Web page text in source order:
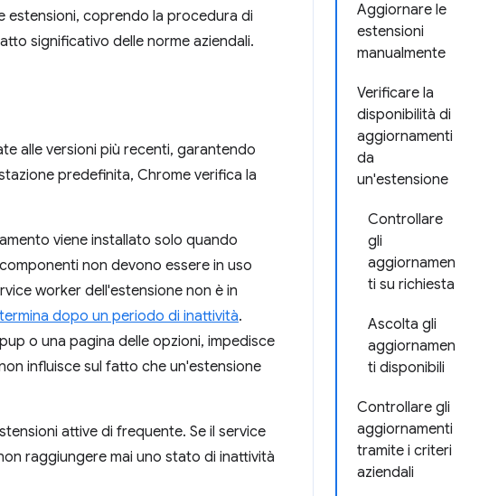
Aggiornare le
estensioni
manualmente
Verificare la
disponibilità di
aggiornamenti
da
un'estensione
Controllare
gli
aggiornamen
ti su richiesta
Ascolta gli
aggiornamen
ti disponibili
Controllare gli
aggiornamenti
tramite i criteri
aziendali
estensioni, coprendo la procedura di
significativo delle norme aziendali.
alle versioni più recenti, garantendo
predefinita, Chrome verifica la
viene installato solo quando
non devono essere in uso
worker dell'estensione non è in
termina dopo un periodo di inattività.
o una pagina delle opzioni, impedisce
influisce sul fatto che un'estensione
attive di frequente. Se il service
raggiungere mai uno stato di inattività